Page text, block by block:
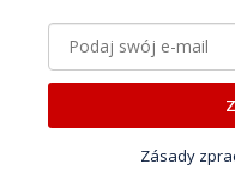
Zásady